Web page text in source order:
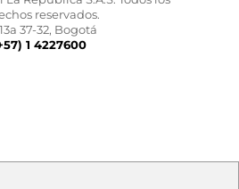
reservados.
37-32, Bogotá
1 4227600